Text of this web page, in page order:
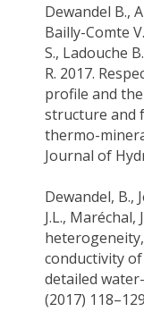
Dewandel B.,
Bailly-Comte
S., Ladouche B.
R. 2017.
profile and
structure and
thermo-
Journal of
Dewandel, B.,
J.L., Maréchal,
conductivity
detailed
(2017)